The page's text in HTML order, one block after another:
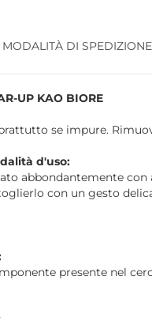
MODALITÀ DI SPEDIZIONE
UP KAO BIORE
se impure.
d'uso:
abbondantemente con
con un gesto
presente nel